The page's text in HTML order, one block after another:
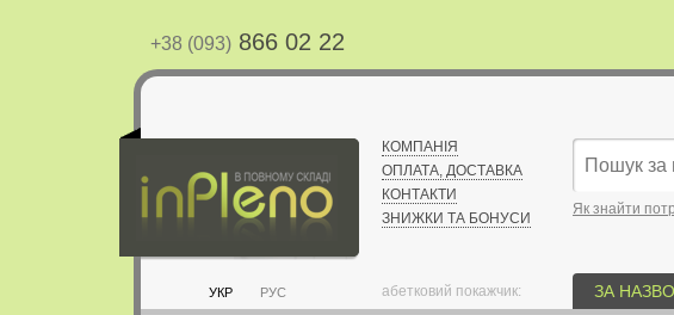
+38 (093) 866 02 22
УКР РУС
КОМПАНІЯ
ОПЛАТА, ДОСТАВКА
КОНТАКТИ
ЗНИЖКИ ТА БОНУСИ
Як знайти
абетковий покажчик: ЗА